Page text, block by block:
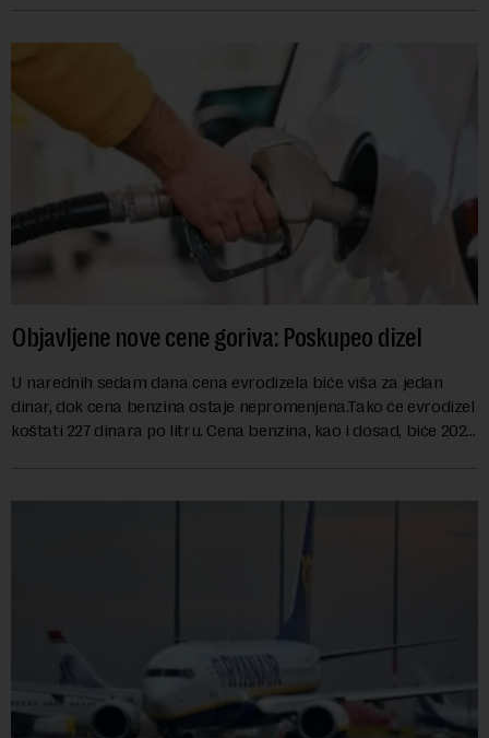
Objavljene nove cene goriva: Poskupeo dizel
U narednih sedam dana cena evrodizela biće viša za jedan
dinar, dok cena benzina ostaje nepromenjena.Tako će evrodizel
koštati 227 dinara po litru. Cena benzina, kao i dosad, biće 202